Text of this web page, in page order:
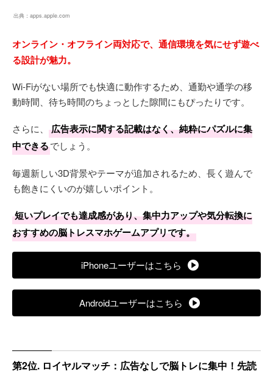
出典： apps.apple.com
オンライン・オフライン両対応で、通信環境を気にせず遊べ
る設計が魅力。
Wi-Fiがない場所でも快適に動作するため、通勤や通学の移
動時間、待ち時間のちょっとした隙間にもぴったりです。
さらに、
広告表示に関する記載はなく、純粋にパズルに集
中できるでしょう。
毎週新しい3D背景やテーマが追加されるため、長く遊んで
も飽きにくいのが嬉しいポイント。
短いプレイでも達成感があり、集中力アップや気分転換に
おすすめの脳トレスマホゲームアプリです。
iPhoneユーザーはこちら
Androidユーザーはこちら
第2位. ロイヤルマッチ：広告なしで脳トレに集中！先読